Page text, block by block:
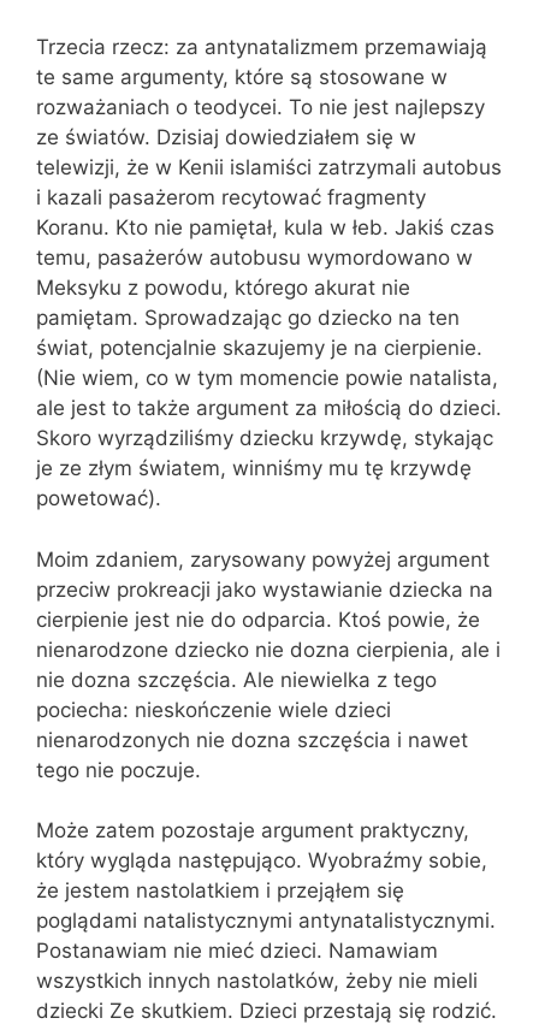
Trzecia rzecz: za antynatalizmem przemawiają
te same argumenty, które są stosowane w
rozważaniach o teodycei. To nie jest najlepszy
ze światów. Dzisiaj dowiedziałem się w
telewizji, że w Kenii islamiści zatrzymali autobus
i kazali pasażerom recytować fragmenty
Koranu. Kto nie pamiętał, kula w łeb. Jakiś czas
temu, pasażerów autobusu wymordowano w
Meksyku z powodu, którego akurat nie
pamiętam. Sprowadzając go dziecko na ten
świat, potencjalnie skazujemy je na cierpienie.
(Nie wiem, co w tym momencie powie natalista,
ale jest to także argument za miłością do dzieci.
Skoro wyrządziliśmy dziecku krzywdę, stykając
je ze złym światem, winniśmy mu tę krzywdę
powetować).
Moim zdaniem, zarysowany powyżej argument
przeciw prokreacji jako wystawianie dziecka na
cierpienie jest nie do odparcia. Ktoś powie, że
nienarodzone dziecko nie dozna cierpienia, ale i
nie dozna szczęścia. Ale niewielka z tego
pociecha: nieskończenie wiele dzieci
nienarodzonych nie dozna szczęścia i nawet
tego nie poczuje.
Może zatem pozostaje argument praktyczny,
który wygląda następująco. Wyobraźmy sobie,
że jestem nastolatkiem i przejąłem się
poglądami natalistycznymi antynatalistycznymi.
Postanawiam nie mieć dzieci. Namawiam
wszystkich innych nastolatków, żeby nie mieli
dziecki Ze skutkiem. Dzieci przestają się rodzić.